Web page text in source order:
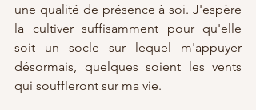
une qualité de présence à soi. J'espère
la cultiver suffisamment pour qu'elle
soit un socle sur lequel m'appuyer
désormais, quelques soient les vents
qui souffleront sur ma vie.